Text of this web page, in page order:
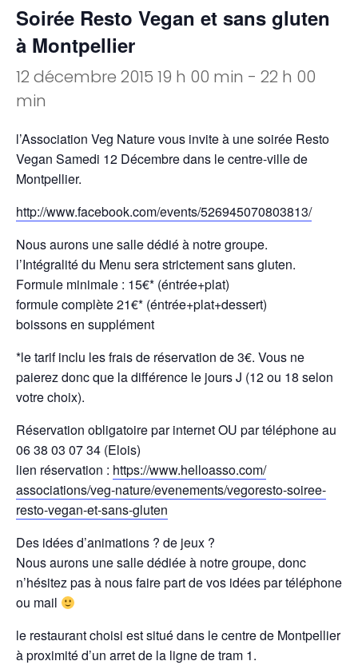
Soirée Resto Vegan et sans gluten
à Montpellier
12 décembre 2015 19 h 00 min - 22 h 00
min
l’Association Veg Nature vous invite à une soirée Resto
Vegan Samedi 12 Décembre dans le centre-ville de
Montpellier.
http://www.facebook.com/events/526945070803813/
Nous aurons une salle dédié à notre groupe.
l’Intégralité du Menu sera strictement sans gluten.
Formule minimale : 15€* (éntrée+plat)
formule complète 21€* (éntrée+plat+dessert)
boissons en supplément
*le tarif inclu les frais de réservation de 3€. Vous ne
paierez donc que la différence le jours J (12 ou 18 selon
votre choix).
Réservation obligatoire par internet OU par téléphone au
06 38 03 07 34 (Elois)
lien réservation : https://www.helloasso.com/
associations/veg-nature/evenements/vegoresto-soiree-
resto-vegan-et-sans-gluten
Des idées d’animations ? de jeux ?
Nous aurons une salle dédiée à notre groupe, donc
n’hésitez pas à nous faire part de vos idées par téléphone
ou mail
le restaurant choisi est situé dans le centre de Montpellier
à proximité d’un arret de la ligne de tram 1.